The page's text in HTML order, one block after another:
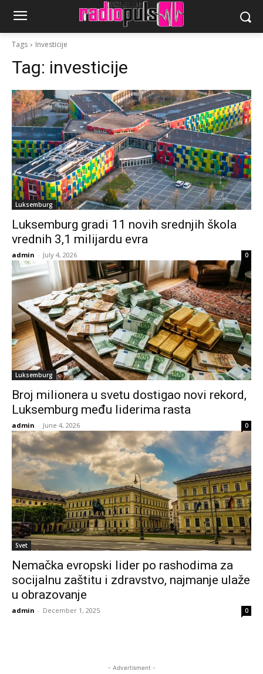
Tags Investicije
Tag: investicije
Luksemburg
Luksemburg gradi 11 novih srednjih škola
vrednih 3,1 milijardu evra
admin - July 4, 2026 0
Luksemburg
Broj milionera u svetu dostigao novi rekord,
Luksemburg među liderima rasta
admin - June 4, 2026 0
Svet
Nemačka evropski lider po rashodima za
socijalnu zaštitu i zdravstvo, najmanje ulaže
u obrazovanje
admin - December 1, 2025 0
- Advertisment -